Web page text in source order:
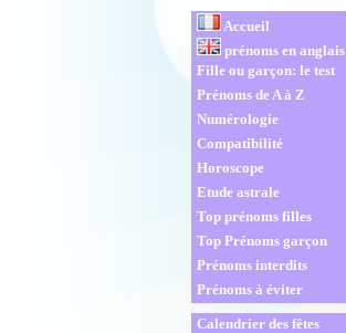
Accueil
prénoms en anglais
Fille ou garçon: le test
Prénoms de A à Z
Numérologie
Compatibilité
Horoscope
Etude astrale
Top prénoms filles
Top Prénoms garçon
Prénoms interdits
Prénoms à éviter
Calendrier des fêtes